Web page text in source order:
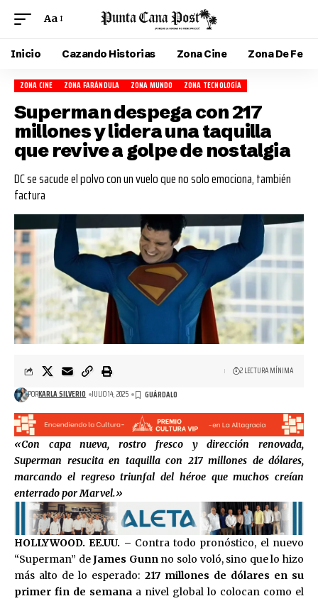
Aa
Inicio Cazando Historias Zona Cine Zona De Fe
ZONA CINE ZONA FARÁNDULA ZONA MUNDO ZONA TECNOLOGÍA
Superman despega con 217
millones y lidera una taquilla
que revive a golpe de nostalgia
DC se sacude el polvo con un vuelo que no solo emociona, también
factura
PORKARLA SILVERIO JULIO 14, 2025
2 LECTURA MÍNIMA
«Con capa nueva, rostro fresco y dirección renovada,
Superman resucita en taquilla con 217 millones de dólares,
marcando el regreso triunfal del héroe que muchos creían
enterrado por Marvel.»
HOLLYWOOD. EE.UU. – Contra todo pronóstico, el nuevo
“Superman” deJames Gunnno solo voló, sino que lo hizo
más alto de lo esperado: 217 millones de dólares en su
primer fin de semana a nivel global lo colocan como el